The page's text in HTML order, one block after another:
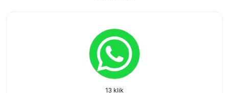
13 klik